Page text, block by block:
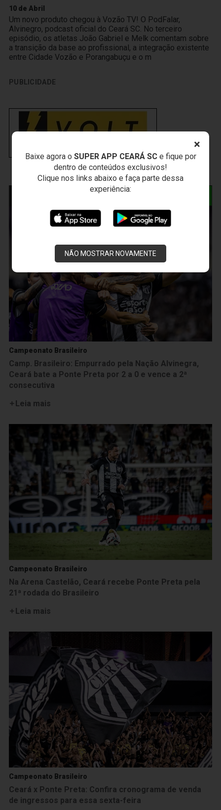
×
Baixe agora o SUPER APP CEARÁ SCe fique por
dentro de conteúdos exclusivos!
Clique nos links abaixo e faça parte dessa
experiência:
NÃO MOSTRAR NOVAMENTE
10 de Abril
Um novo produto chegou à Vozão TV! O PodFalar,
Alvinegro, podcast oficial do Ceará SC. No terceiro
episódio, os atletas João Gabriel e Melk comentam sobre
a transição da base ao profissional, a integração existente
entre Cidade Vozão e Porangabuçu e o m
PUBLICIDADE
NOTÍCIAS RELACIONADAS
Campeonato Brasileiro
Camp. Brasileiro: Empurrado pela Nação Alvinegra,
Ceará bate a Ponte Preta por 2 a 0 e vence a 2ª
consecutiva
Leia mais
Campeonato Brasileiro
Na Arena Castelão, Ceará recebe Ponte Preta pela
21ª rodada do Brasileiro
Leia mais
Campeonato Brasileiro
Ceará x Ponte Preta: Confira cronograma de venda
de ingressos para essa sexta-feira